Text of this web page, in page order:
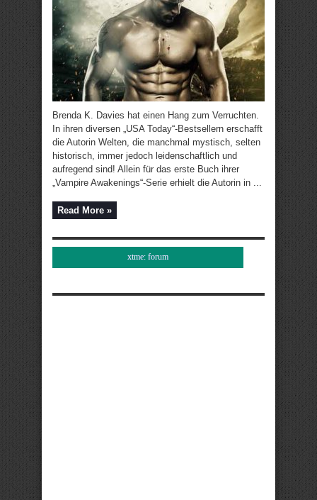
Brenda K. Davies hat einen Hang zum Verruchten.
In ihren diversen „USA Today“-Bestsellern erschafft
die Autorin Welten, die manchmal mystisch, selten
historisch, immer jedoch leidenschaftlich und
aufregend sind! Allein für das erste Buch ihrer
„Vampire Awakenings“-Serie erhielt die Autorin in ...
Read More »
xtme: forum